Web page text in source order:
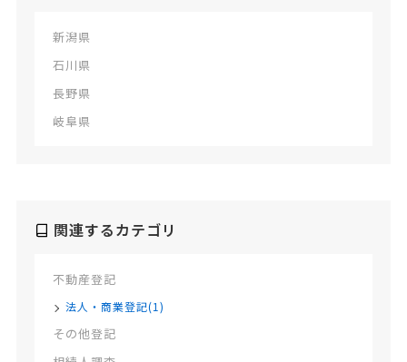
新潟県
石川県
長野県
岐阜県
関連するカテゴリ
不動産登記
法人・商業登記(1)
その他登記